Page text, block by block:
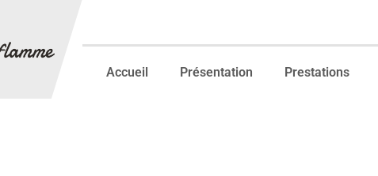
Accueil Présentation Prestations